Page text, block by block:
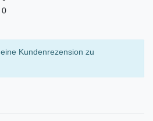
0
Kundenrezension zu